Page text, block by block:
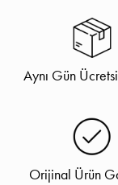
Aynı Gün
Orijinal Ürün